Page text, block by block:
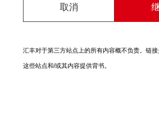
取消
汇丰对于第三方站点上的所有内容概不负责。链
这些站点和/或其内容提供背书。